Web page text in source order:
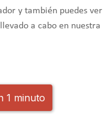
y también puedes ver
a cabo en nuestra
1 minuto